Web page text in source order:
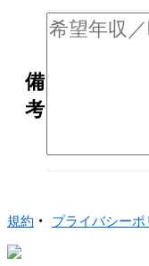
備
考
規約 ・ プライバシーポ